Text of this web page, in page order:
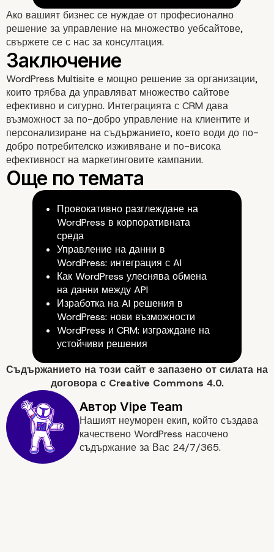
Защо да изберете Vipe
Studio за WordPress
Multisite решения?
Ако вашият бизнес се нуждае от професионално
решение за управление на множество уебсайтове,
свържете се с нас за консултация.
WordPress Multisite е мощно решение за организации,
които трябва да управляват множество сайтове
ефективно и сигурно. Интеграцията с CRM дава
възможност за по-добро управление на клиентите и
персонализиране на съдържанието, което води до по-
добро потребителско изживяване и по-висока
ефективност на маркетинговите кампании.
Провокативно разглеждане на
WordPress в корпоративната
среда
Управление на данни в
WordPress: интеграция с AI
Как WordPress улеснява обмена
на данни между API
Изработка на AI решения в
WordPress: нови възможности
WordPress и CRM: изграждане на
устойчиви решения
Съдържанието на този сайт е запазено от силата на
договора с Creative Commons 4.0.
Нашият неуморен екип, който създава
качествено WordPress насочено
съдържание за Вас 24/7/365.